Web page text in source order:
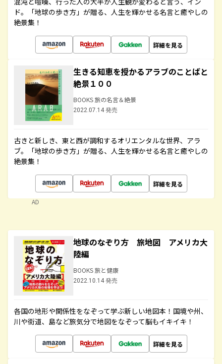
ド。「地球の歩き方」が贈る、人生を輝かせる名言と癒やしの
絶景集！
詳細を見る
生きる知恵を授かるアラブのことばと
絶景１００
BOOKS 旅の名言＆絶景
2022.07.14 発売
古きと新しき、東と西が調和するオリエンタルな世界、アラ
ブ。「地球の歩き方」が贈る、人生を輝かせる名言と癒やしの
絶景集！
詳細を見る
AD
地球のなぞり方 旅地図 アメリカ大
陸編
BOOKS 旅と健康
2022.10.14 発売
各国の地形や関係性をなぞって学ぶ新しい地図本！国境や州、
川や街道、島など旅気分で地図をなぞって脳もイキイキ！
詳細を見る